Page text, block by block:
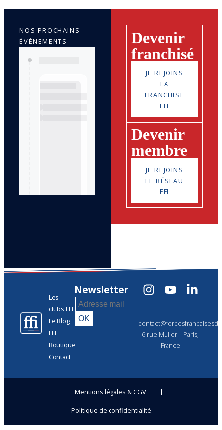
Devenir
franchisé
JE REJOINS
LA
FRANCHISE
FFI
Devenir
membre
JE REJOINS
LE RÉSEAU
FFI
NOS PROCHAINS
ÉVÉNEMENTS
Les
clubs FFI
Le Blog
FFI
Boutique
Contact
6 rue Muller – Paris,
France
Newsletter
Mentions légales & CGV
Politique de confidentialité